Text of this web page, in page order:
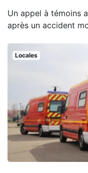
Un appel à témoins
après un accident
Locales